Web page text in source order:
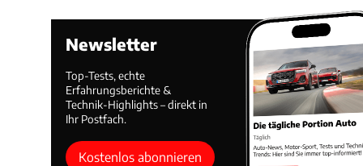
Newsletter
Top-Tests, echte
Erfahrungsberichte &
Technik-Highlights – direkt in
Ihr Postfach.
Kostenlos abonnieren